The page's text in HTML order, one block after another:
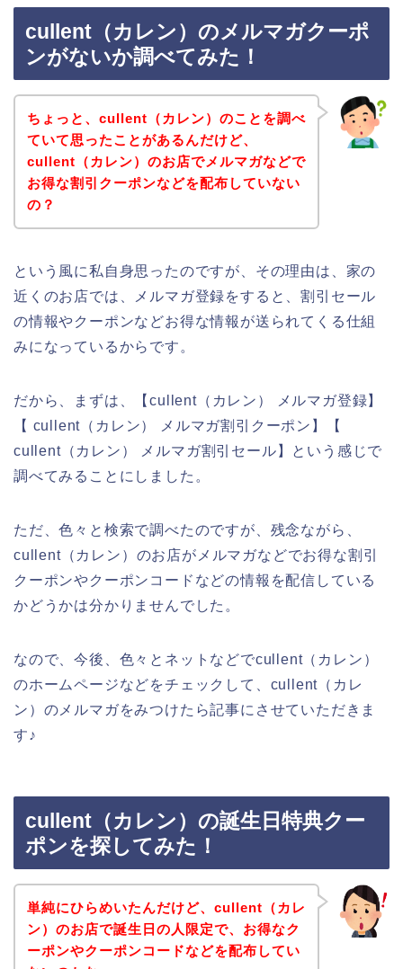
cullent（カレン）のメルマガクーポ
ンがないか調べてみた！
ちょっと、cullent（カレン）のことを調べ
ていて思ったことがあるんだけど、
cullent（カレン）のお店でメルマガなどで
お得な割引クーポンなどを配布していない
の？
という風に私自身思ったのですが、その理由は、家の
近くのお店では、メルマガ登録をすると、割引セール
の情報やクーポンなどお得な情報が送られてくる仕組
みになっているからです。
だから、まずは、【cullent（カレン） メルマガ登録】
【 cullent（カレン） メルマガ割引クーポン】【
cullent（カレン） メルマガ割引セール】という感じで
調べてみることにしました。
ただ、色々と検索で調べたのですが、残念ながら、
cullent（カレン）のお店がメルマガなどでお得な割引
クーポンやクーポンコードなどの情報を配信している
かどうかは分かりませんでした。
なので、今後、色々とネットなどでcullent（カレン）
のホームページなどをチェックして、cullent（カレ
ン）のメルマガをみつけたら記事にさせていただきま
す♪
cullent（カレン）の誕生日特典クー
ポンを探してみた！
単純にひらめいたんだけど、cullent（カレ
ン）のお店で誕生日の人限定で、お得なク
ーポンやクーポンコードなどを配布してい